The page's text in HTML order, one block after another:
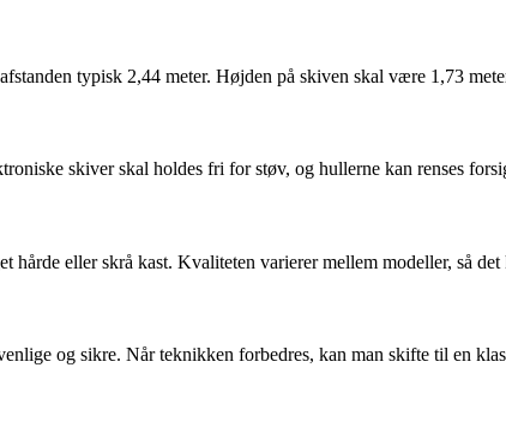
typisk 2,44 meter. Højden på skiven skal være 1,73
skiver skal holdes fri for støv, og hullerne kan renses
eller skrå kast. Kvaliteten varierer mellem modeller, så
og sikre. Når teknikken forbedres, kan man skifte til en